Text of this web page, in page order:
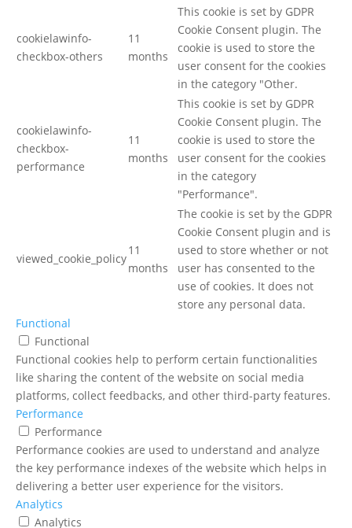
cookielawinfo-
checkbox-others
11
months
This cookie is set by GDPR
Cookie Consent plugin. The
cookie is used to store the
user consent for the cookies
in the category "Other.
cookielawinfo-
checkbox-
performance
11
months
This cookie is set by GDPR
Cookie Consent plugin. The
cookie is used to store the
user consent for the cookies
in the category
"Performance".
viewed_cookie_policy
11
months
The cookie is set by the GDPR
Cookie Consent plugin and is
used to store whether or not
user has consented to the
use of cookies. It does not
store any personal data.
Functional
Functional
Functional cookies help to perform certain functionalities
like sharing the content of the website on social media
platforms, collect feedbacks, and other third-party features.
Performance
Performance
Performance cookies are used to understand and analyze
the key performance indexes of the website which helps in
delivering a better user experience for the visitors.
Analytics
Analytics